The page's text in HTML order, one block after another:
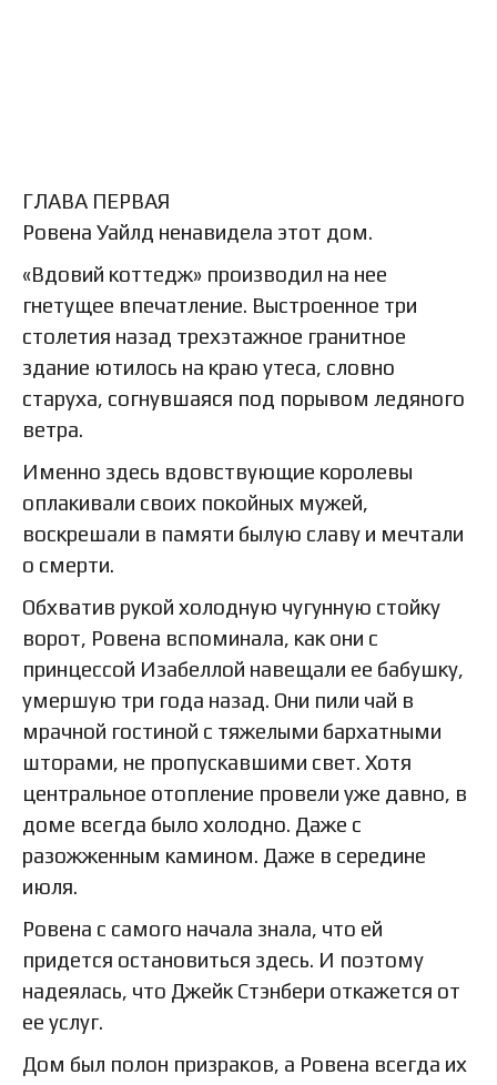
ГЛАВА ПЕРВАЯ
Ровена Уайлд ненавидела этот дом.
«Вдовий коттедж» производил на нее
гнетущее впечатление. Выстроенное три
столетия назад трехэтажное гранитное
здание ютилось на краю утеса, словно
старуха, согнувшаяся под порывом ледяного
ветра.
Именно здесь вдовствующие королевы
оплакивали своих покойных мужей,
воскрешали в памяти былую славу и мечтали
о смерти.
Обхватив рукой холодную чугунную стойку
ворот, Ровена вспоминала, как они с
принцессой Изабеллой навещали ее бабушку,
умершую три года назад. Они пили чай в
мрачной гостиной с тяжелыми бархатными
шторами, не пропускавшими свет. Хотя
центральное отопление провели уже давно, в
доме всегда было холодно. Даже с
разожженным камином. Даже в середине
июля.
Ровена с самого начала знала, что ей
придется остановиться здесь. И поэтому
надеялась, что Джейк Стэнбери откажется от
ее услуг.
Дом был полон призраков, а Ровена всегда их